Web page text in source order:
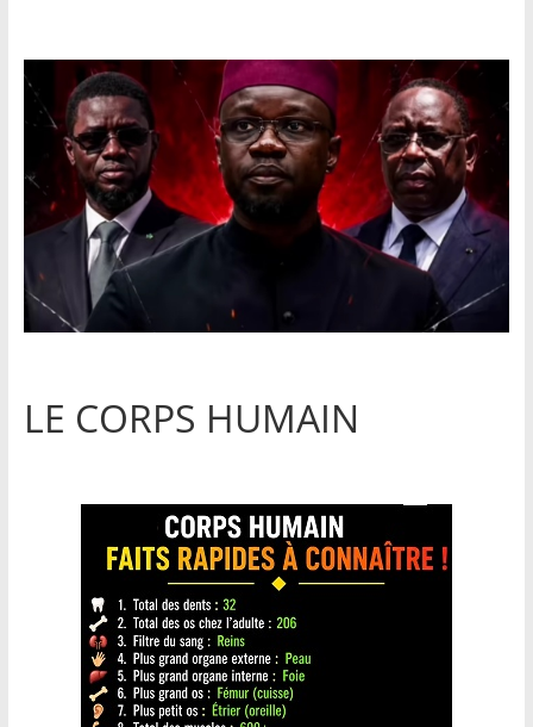
LE CORPS HUMAIN